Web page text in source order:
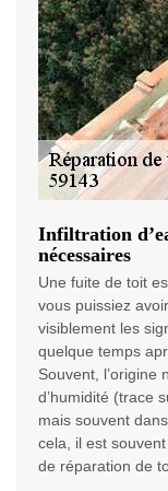
Infiltration
nécessaires
Une fuite de toit
vous puissiez
visiblement les
quelque temps
Souvent, l’origine
d’humidité (trace
mais souvent
cela, il est
de réparation de